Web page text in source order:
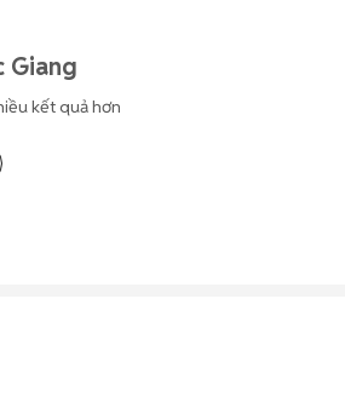
Giang
kết quả hơn